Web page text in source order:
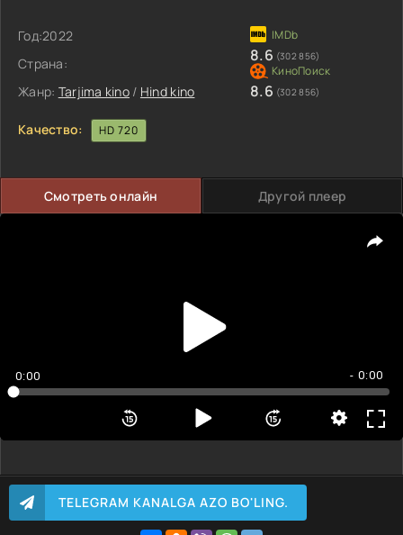
Год:2022
Страна:
Жанр: Tarjima kino / Hind kino
8.6 (302 856)
8.6 (302 856)
Качество: HD 720
Смотреть онлайн Другой плеер
0:00 - 0:00
TELEGRAM KANALGA AZO BO'LING.